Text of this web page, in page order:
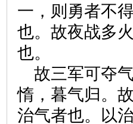
一，则勇者不
也。故夜战多
也。
故三军可夺
惰，暮气归。
治气者也。以